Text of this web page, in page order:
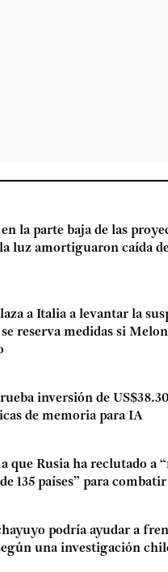
la parte baja de las
luz amortiguaron caída
a Italia a levantar la
reserva medidas si
inversión de
de memoria para IA
que Rusia ha reclutado a
135 países” para
podría ayudar a
una investigación